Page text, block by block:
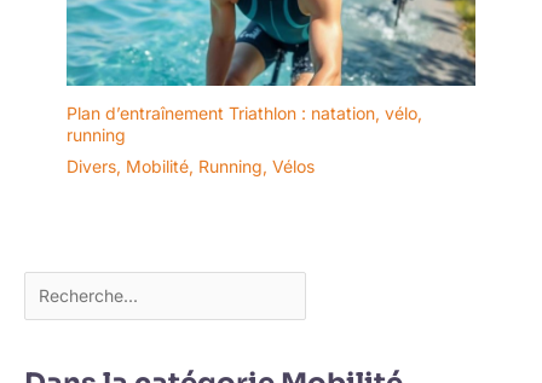
Plan d’entraînement Triathlon : natation, vélo,
running
Divers, Mobilité, Running, Vélos